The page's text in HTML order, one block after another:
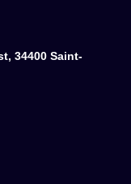
34400 Saint-